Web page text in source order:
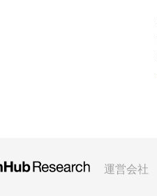
運営会社